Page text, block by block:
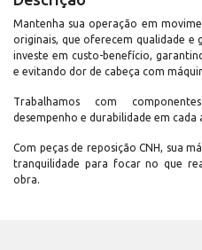
Mantenha sua operação em
originais, que oferecem qualidade e
investe em custo-benefício,
e evitando dor de cabeça com
Trabalhamos com
desempenho e durabilidade em cada
Com peças de reposição CNH, sua
tranquilidade para focar no que
obra.